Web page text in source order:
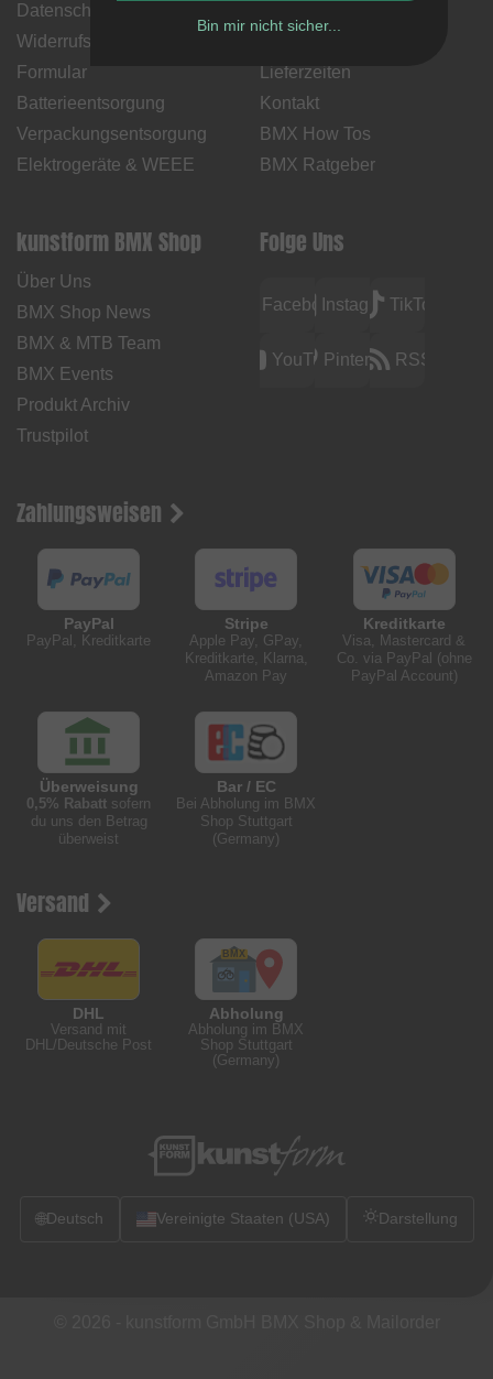
Datenschutz
Widerrufsbelehrung &
Formular
Batterieentsorgung
Verpackungsentsorgung
Elektrogeräte & WEEE
Lieferzeiten
Kontakt
BMX How Tos
BMX Ratgeber
kunstform BMX Shop
Über Uns
BMX Shop News
BMX & MTB Team
BMX Events
Produkt Archiv
Trustpilot
Folge Uns
FacebookInstagramTikTok
YouTubePinterest RSS
Zahlungsweisen
PayPal
PayPal, Kreditkarte
Stripe
Apple Pay, GPay,
Kreditkarte, Klarna,
Amazon Pay
Kreditkarte
Visa, Mastercard &
Co. via PayPal (ohne
PayPal Account)
Überweisung
0,5% Rabatt sofern
du uns den Betrag
überweist
Bar / EC
Bei Abholung im BMX
Shop Stuttgart
(Germany)
Versand
DHL
Versand mit
DHL/Deutsche Post
Abholung
Abholung im BMX
Shop Stuttgart
(Germany)
🌐Deutsch Vereinigte Staaten (USA) Darstellung
Bin mir nicht sicher...